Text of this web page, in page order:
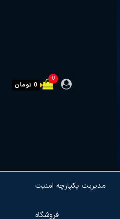
0
0 تومان
مدیریت یکپارچه امنیت
فروشگاه